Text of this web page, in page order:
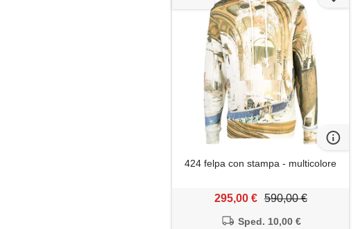
424 felpa con stampa - multicolore
295,00 € 590,00 €
Sped. 10,00 €